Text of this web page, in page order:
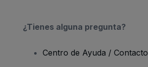
¿Tienes alguna pregunta?
Centro de Ayuda / Contacto